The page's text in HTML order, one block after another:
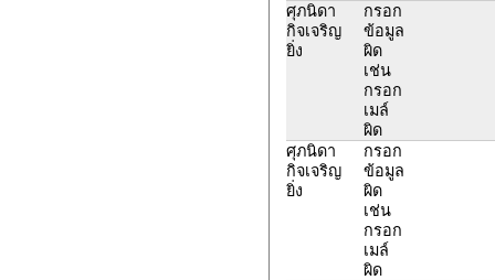
ศุภนิดา
กิจเจริญ
ยิ่ง
กรอก
ข้อมูล
ผิด
เช่น
กรอก
เมล์
ผิด
ศุภนิดา
กิจเจริญ
ยิ่ง
กรอก
ข้อมูล
ผิด
เช่น
กรอก
เมล์
ผิด